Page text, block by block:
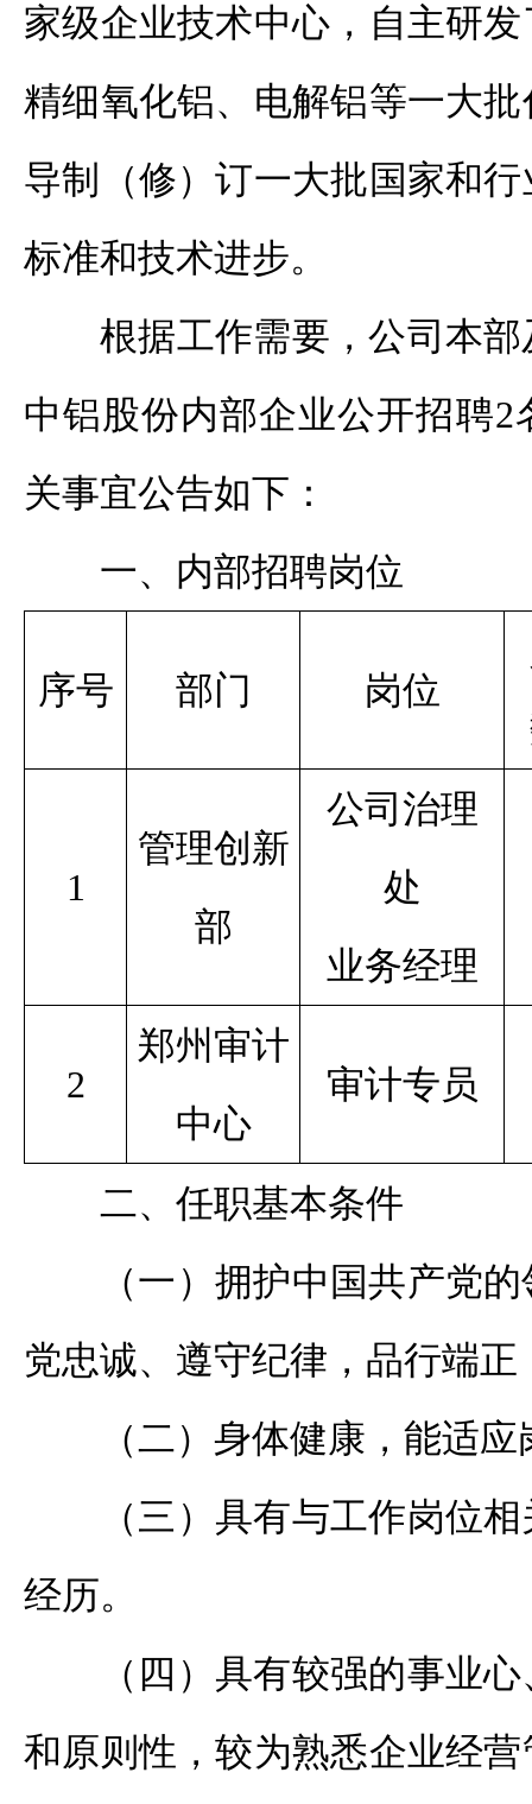
家级企业技术中心，自主研
精细氧化铝、电解铝等一大
导制（修）订一大批国家和
标准和技术进步。
根据工作需要，公司本
中铝股份内部企业公开招聘2
关事宜公告如下：
一、内部招聘岗位
序号 部门 岗位
1
管理创新
部
公司治理
处
业务经理
2
郑州审计
中心
审计专员
二、任职基本条件
（一）拥护中国共产党
党忠诚、遵守纪律，品行端正
（二）身体健康，能适
（三）具有与工作岗位
经历。
（四）具有较强的事业
和原则性，较为熟悉企业经